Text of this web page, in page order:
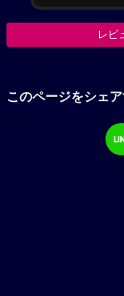
レビ
このページをシェ